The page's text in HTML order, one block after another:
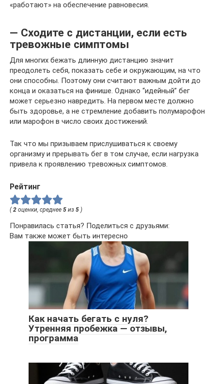
«работают» на обеспечение равновесия.
— Сходите с дистанции, если есть
тревожные симптомы
Для многих бежать длинную дистанцию значит
преодолеть себя, показать себе и окружающим, на что
они способны. Поэтому они считают важным дойти до
конца и оказаться на финише. Однако “идейный” бег
может серьезно навредить. На первом месте должно
быть здоровье, а не стремление добавить полумарофон
или марофон в число своих достижений.
Так что мы призываем прислушиваться к своему
организму и прерывать бег в том случае, если нагрузка
привела к проявлению тревожных симптомов.
Рейтинг
( 2 оценки, среднее 5 из 5 )
Понравилась статья? Поделиться с друзьями:
Вам также может быть интересно
Как начать бегать с нуля?
Утренняя пробежка — отзывы,
программа